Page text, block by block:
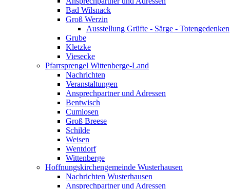
Bad Wilsnack
Groß Werzin
Ausstellung Grüfte - Särge - Totengedenken
Grube
Kletzke
Viesecke
Pfarrsprengel Wittenberge-Land
Nachrichten
Veranstaltungen
Ansprechpartner und Adressen
Bentwisch
Cumlosen
Groß Breese
Schilde
Weisen
Wentdorf
Wittenberge
Hoffnungskirchengemeinde Wusterhausen
Nachrichten Wusterhausen
Ansprechpartner und Adressen